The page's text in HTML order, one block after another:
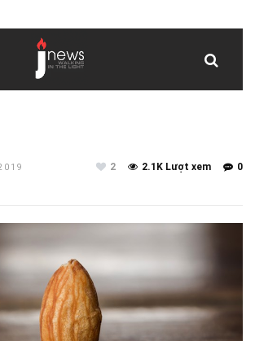
0
2.1K Lượt xem
2